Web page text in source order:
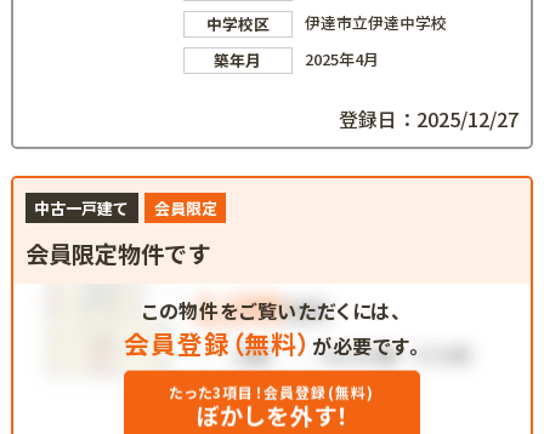
中学校区
伊達市立伊達中学校
築年月
2025年4月
登録日：2025/12/27
中古一戸建て 会員限定
会員限定物件です
この物件をご覧いただくには、
会員登録（無料） が必要です。
たった3項目！会員登録(無料)
ぼかしを外す！